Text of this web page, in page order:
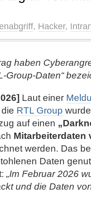
, Hacker,
haben
Group-Daten“
Laut einer
RTL Group
auf einen
Mitarbeiterdaten
werden. Das
Daten
„Im Februar 2026
und die Daten